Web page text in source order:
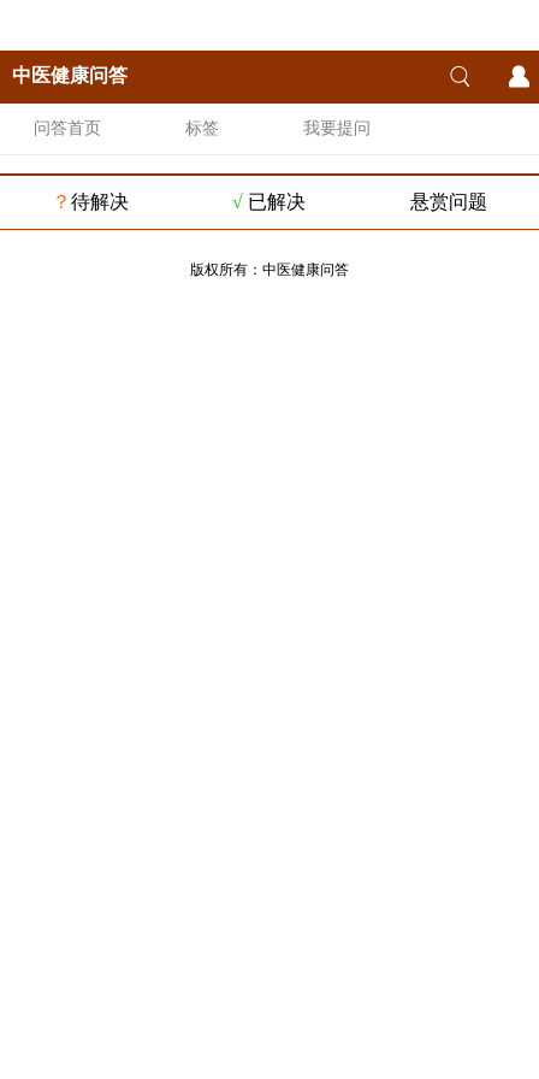
中医健康问答
问答首页 标签 我要提问
？ 待解决 √ 已解决 悬赏问题
版权所有： 中医健康问答